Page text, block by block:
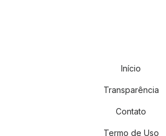
Início
Transparência
Contato
Termo de Uso